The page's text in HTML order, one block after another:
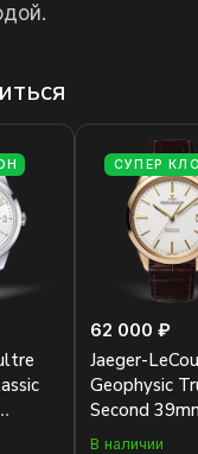
СУПЕР
62 000 ₽
Jaeger-
Geophysic
Second
8012520
В наличии